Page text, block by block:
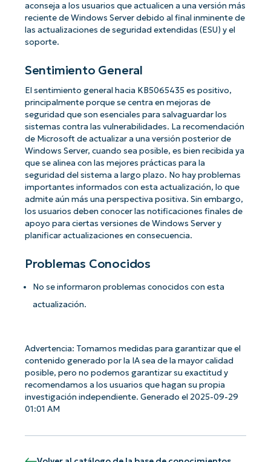
aconseja a los usuarios que actualicen a una versión más
reciente de Windows Server debido al final inminente de
las actualizaciones de seguridad extendidas (ESU) y el
soporte.
Sentimiento General
El sentimiento general hacia KB5065435 es positivo,
principalmente porque se centra en mejoras de
seguridad que son esenciales para salvaguardar los
sistemas contra las vulnerabilidades. La recomendación
de Microsoft de actualizar a una versión posterior de
Windows Server, cuando sea posible, es bien recibida ya
que se alinea con las mejores prácticas para la
seguridad del sistema a largo plazo. No hay problemas
importantes informados con esta actualización, lo que
admite aún más una perspectiva positiva. Sin embargo,
los usuarios deben conocer las notificaciones finales de
apoyo para ciertas versiones de Windows Server y
planificar actualizaciones en consecuencia.
Problemas Conocidos
No se informaron problemas conocidos con esta
actualización.
Advertencia: Tomamos medidas para garantizar que el
contenido generado por la IA sea de la mayor calidad
posible, pero no podemos garantizar su exactitud y
recomendamos a los usuarios que hagan su propia
investigación independiente. Generado el 2025-09-29
01:01 AM